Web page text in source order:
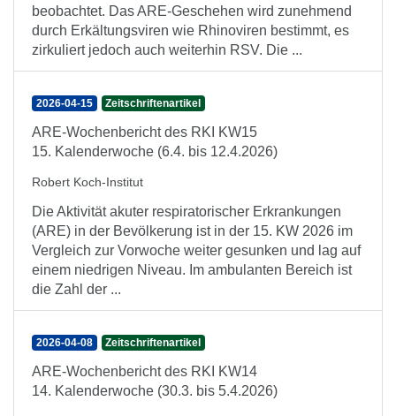
beobachtet. Das ARE-Geschehen wird zunehmend
durch Erkältungsviren wie Rhinoviren bestimmt, es
zirkuliert jedoch auch weiterhin RSV. Die ...
2026-04-15 Zeitschriftenartikel
ARE-Wochenbericht des RKI KW15
15. Kalenderwoche (6.4. bis 12.4.2026)
Robert Koch-Institut
Die Aktivität akuter respiratorischer Erkrankungen
(ARE) in der Bevölkerung ist in der 15. KW 2026 im
Vergleich zur Vorwoche weiter gesunken und lag auf
einem niedrigen Niveau. Im ambulanten Bereich ist
die Zahl der ...
2026-04-08 Zeitschriftenartikel
ARE-Wochenbericht des RKI KW14
14. Kalenderwoche (30.3. bis 5.4.2026)